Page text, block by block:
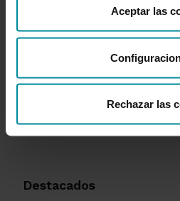
como cambiar el
desde nuestraPolítica de
Aceptar las
Rechazar las
Quejas y reclamaciones
Destacados